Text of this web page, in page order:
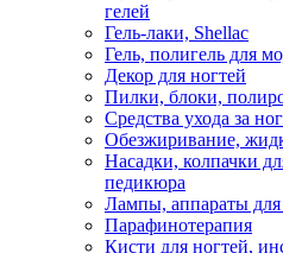
гелей
Гель-лаки, Shellac
Гель, полигель для
Декор для ногтей
Пилки, блоки,
Средства ухода за
Обезжиривание,
Насадки, колпачки
педикюра
Лампы, аппараты
Парафинотерапия
Кисти для ногтей,